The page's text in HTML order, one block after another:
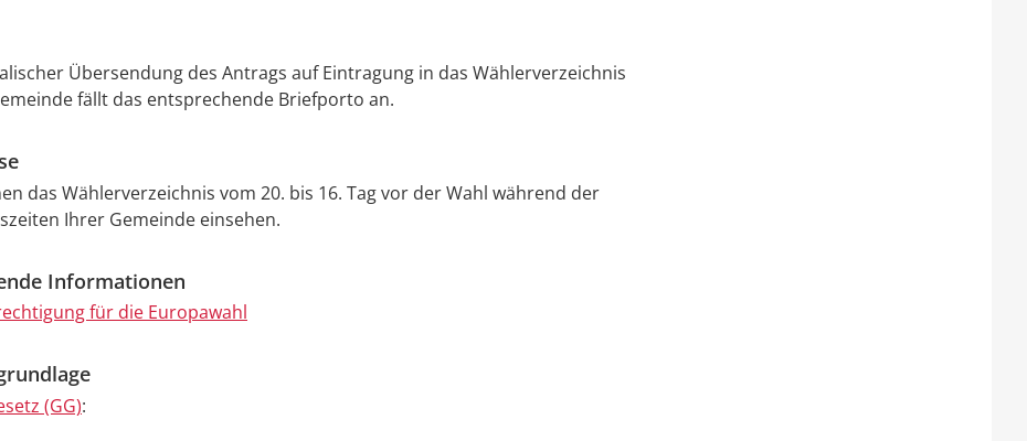
Übersendung des Antrags auf Eintragung in das Wählerverzeichnis
fällt das entsprechende Briefporto an.
das Wählerverzeichnis vom 20. bis 16. Tag vor der Wahl während der
Ihrer Gemeinde einsehen.
Informationen
für die Europawahl
(GG):